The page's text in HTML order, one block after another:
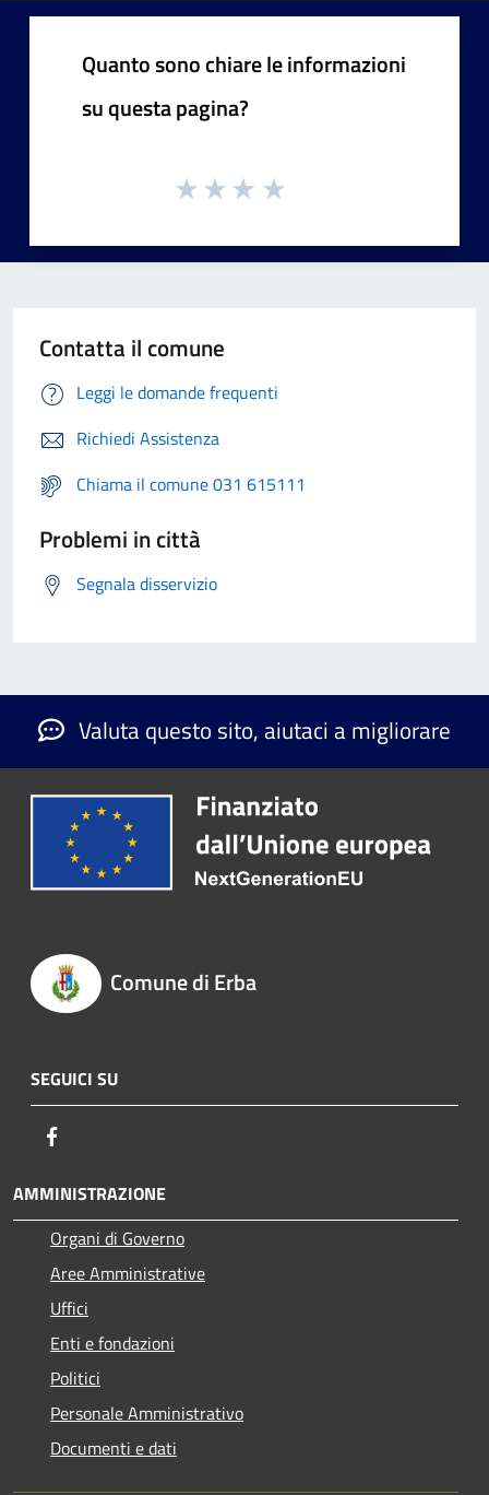
Quanto sono chiare le informazioni
su questa pagina?
Contatta il comune
Leggi le domande frequenti
Richiedi Assistenza
Chiama il comune 031 615111
Problemi in città
Segnala disservizio
Valuta questo sito, aiutaci a migliorare
Comune di Erba
SEGUICI SU
AMMINISTRAZIONE
Organi di Governo
Aree Amministrative
Uffici
Enti e fondazioni
Politici
Personale Amministrativo
Documenti e dati